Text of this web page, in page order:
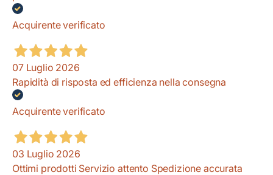
Acquirente verificato
07 Luglio 2026
Rapidità di risposta ed efficienza nella consegna
Acquirente verificato
03 Luglio 2026
Ottimi prodotti Servizio attento Spedizione accurata